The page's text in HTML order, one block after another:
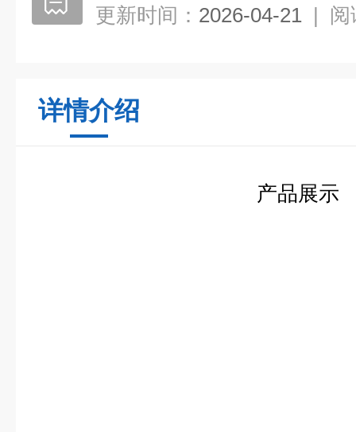
更新时间： 2026-04-21 | 阅
详情介绍
产品展示